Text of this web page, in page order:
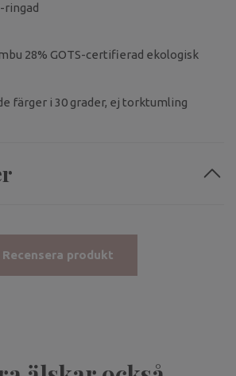
ringad
28% GOTS-certifierad ekologisk
färger i 30 grader, ej torktumling
Recensera produkt